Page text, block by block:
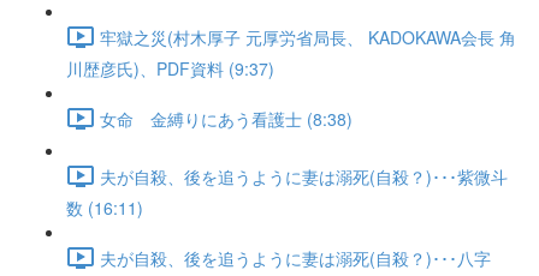
牢獄之災(村木厚子 元厚労省局長、 KADOKAWA会長 角
川歴彦氏)、PDF資料 (9:37)
女命 金縛りにあう看護士 (8:38)
夫が自殺、後を追うように妻は溺死(自殺？)･･･紫微斗
数 (16:11)
夫が自殺、後を追うように妻は溺死(自殺？)･･･八字